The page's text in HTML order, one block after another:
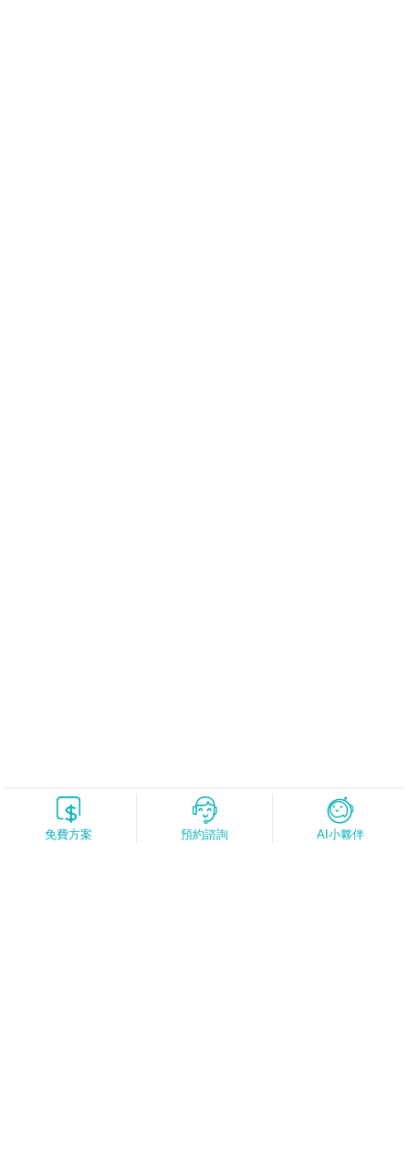
免費方案 預約諮詢 AI小夥伴